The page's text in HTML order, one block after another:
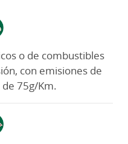
o de combustibles
con emisiones de
75g/Km.